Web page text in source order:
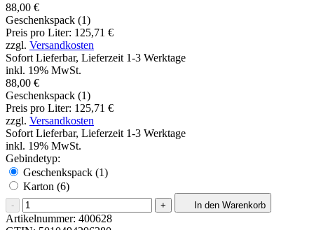
88,00 €
Geschenkspack (1)
Preis pro Liter: 125,71 €
zzgl. Versandkosten
Sofort Lieferbar, Lieferzeit 1-3 Werktage
inkl. 19% MwSt.
88,00 €
Geschenkspack (1)
Preis pro Liter: 125,71 €
zzgl. Versandkosten
Sofort Lieferbar, Lieferzeit 1-3 Werktage
inkl. 19% MwSt.
Gebindetyp:
Geschenkspack (1)
Karton (6)
- + In den Warenkorb
Artikelnummer: 400628